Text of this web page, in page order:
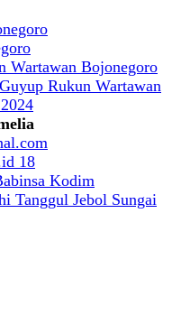
Wartawan Bojonegoro
Guyup Rukun Wartawan
Kodim
Tanggul Jebol Sungai